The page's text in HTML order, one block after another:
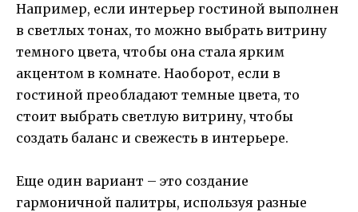
Например, если интерьер гостиной выполнен
в светлых тонах, то можно выбрать витрину
темного цвета, чтобы она стала ярким
акцентом в комнате. Наоборот, если в
гостиной преобладают темные цвета, то
стоит выбрать светлую витрину, чтобы
создать баланс и свежесть в интерьере.
Еще один вариант – это создание
гармоничной палитры, используя разные